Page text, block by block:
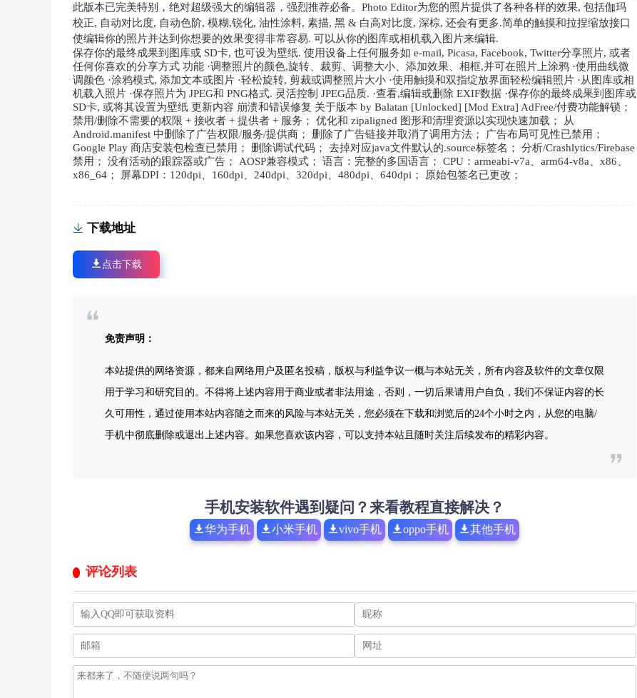
此版本已完美特别，绝对超级强大的编辑器，强烈推荐必备。Photo Editor为您的照片提供了各种各样的效果, 包括伽玛
校正, 自动对比度, 自动色阶, 模糊,锐化, 油性涂料, 素描, 黑 & 白高对比度, 深棕, 还会有更多.简单的触摸和拉捏缩放接口
使编辑你的照片并达到你想要的效果变得非常容易. 可以从你的图库或相机载入图片来编辑.
保存你的最终成果到图库或 SD卡, 也可设为壁纸. 使用设备上任何服务如 e-mail, Picasa, Facebook, Twitter分享照片, 或者
任何你喜欢的分享方式 功能 ·调整照片的颜色,旋转、裁剪、调整大小、添加效果、相框,并可在照片上涂鸦 ·使用曲线微
调颜色 ·涂鸦模式, 添加文本或图片 ·轻松旋转, 剪裁或调整照片大小 ·使用触摸和双指绽放界面轻松编辑照片 ·从图库或相
机载入照片 ·保存照片为 JPEG和 PNG格式. 灵活控制 JPEG品质. ·查看,编辑或删除 EXIF数据 ·保存你的最终成果到图库或
SD卡, 或将其设置为壁纸 更新内容 崩溃和错误修复 关于版本 by Balatan [Unlocked] [Mod Extra] AdFree/付费功能解锁；
禁用/删除不需要的权限 + 接收者 + 提供者 + 服务； 优化和 zipaligned 图形和清理资源以实现快速加载； 从
Android.manifest 中删除了广告权限/服务/提供商； 删除了广告链接并取消了调用方法； 广告布局可见性已禁用；
Google Play 商店安装包检查已禁用； 删除调试代码； 去掉对应java文件默认的.source标签名； 分析/Crashlytics/Firebase
禁用； 没有活动的跟踪器或广告； AOSP兼容模式； 语言：完整的多国语言； CPU：armeabi-v7a、arm64-v8a、x86、
x86_64； 屏幕DPI：120dpi、160dpi、240dpi、320dpi、480dpi、640dpi； 原始包签名已更改；
下载地址
点击下载
免责声明：
本站提供的网络资源，都来自网络用户及匿名投稿，版权与利益争议一概与本站无关，所有内容及软件的文章仅限
用于学习和研究目的。不得将上述内容用于商业或者非法用途，否则，一切后果请用户自负，我们不保证内容的长
久可用性，通过使用本站内容随之而来的风险与本站无关，您必须在下载和浏览后的24个小时之内，从您的电脑/
手机中彻底删除或退出上述内容。如果您喜欢该内容，可以支持本站且随时关注后续发布的精彩内容。
手机安装软件遇到疑问？来看教程直接解决？
华为手机 小米手机 vivo手机 oppo手机 其他手机
评论列表